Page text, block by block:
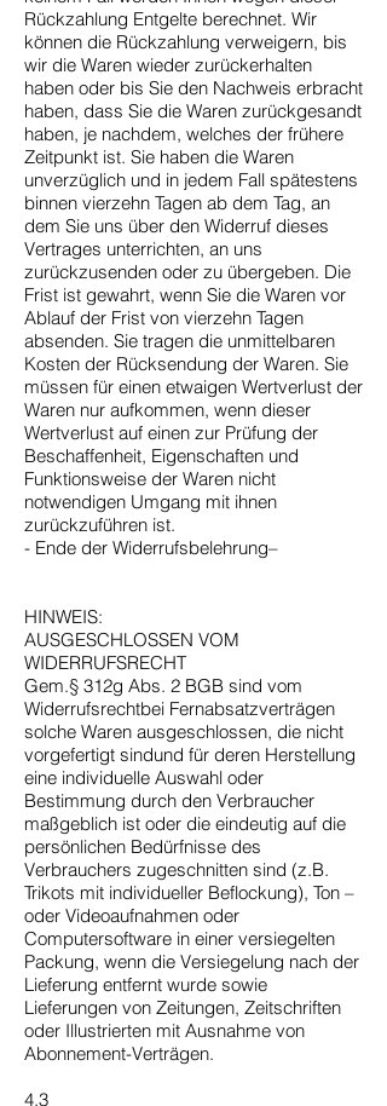
Rückzahlung Entgelte berechnet. Wir
können die Rückzahlung verweigern, bis
wir die Waren wieder zurückerhalten
haben oder bis Sie den Nachweis erbracht
haben, dass Sie die Waren zurückgesandt
haben, je nachdem, welches der frühere
Zeitpunkt ist. Sie haben die Waren
unverzüglich und in jedem Fall spätestens
binnen vierzehn Tagen ab dem Tag, an
dem Sie uns über den Widerruf dieses
Vertrages unterrichten, an uns
zurückzusenden oder zu übergeben. Die
Frist ist gewahrt, wenn Sie die Waren vor
Ablauf der Frist von vierzehn Tagen
absenden. Sie tragen die unmittelbaren
Kosten der Rücksendung der Waren. Sie
müssen für einen etwaigen Wertverlust der
Waren nur aufkommen, wenn dieser
Wertverlust auf einen zur Prüfung der
Beschaffenheit, Eigenschaften und
Funktionsweise der Waren nicht
notwendigen Umgang mit ihnen
zurückzuführen ist.
- Ende der Widerrufsbelehrung–
HINWEIS:
AUSGESCHLOSSEN VOM
WIDERRUFSRECHT
Gem.§ 312g Abs. 2 BGB sind vom
Widerrufsrechtbei Fernabsatzverträgen
solche Waren ausgeschlossen, die nicht
vorgefertigt sindund für deren Herstellung
eine individuelle Auswahl oder
Bestimmung durch den Verbraucher
maßgeblich ist oder die eindeutig auf die
persönlichen Bedürfnisse des
Verbrauchers zugeschnitten sind (z.B.
Trikots mit individueller Beflockung), Ton –
oder Videoaufnahmen oder
Computersoftware in einer versiegelten
Packung, wenn die Versiegelung nach der
Lieferung entfernt wurde sowie
Lieferungen von Zeitungen, Zeitschriften
oder Illustrierten mit Ausnahme von
Abonnement-Verträgen.
4.3